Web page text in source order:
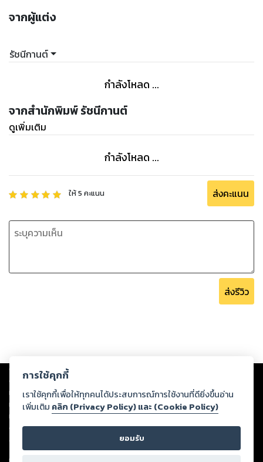
จากผู้แต่ง
รัชนีกานต์
กำลังโหลด ...
จากสำนักพิมพ์ รัชนีกานต์
ดูเพิ่มเติม
กำลังโหลด ...
ให้5 คะแนน ส่งคะแนน
ส่งรีวิว
Copyright © 2026
ต่อผลงานหรือเนื้อหาใดที่อัปโหลดผ่านเว็บไซต์และปรากฏว่าละเมิดสิทธิใน
ทรัพย์สินทางปัญญาของบุคคลอื่นหรือขัดต่อกฎหมายและศีลธรรม ดังนั้น ผู้อ่าน
ทุกท่านโปรดใช้วิจารณญาณในการกลั่นกรองด้วยตนเอง และหากท่านพบว่าส่วน
หนึ่งส่วนใดขัดต่อกฎหมายและศีลธรรม กรุณาแจ้งมายังบริษัท เพื่อทีมงานจะได้
ดำเนินการในทันที ทั้งนี้ ทางสตอรี่ล็อกขอสงวนลิขสิทธิ์ตามพระราชบัญญัติ
ลิขสิทธิ์ พ.ศ. 2537 (ฉบับล่าสุด)
การใช้คุกกี้
เราใช้คุกกี้เพื่อให้ทุกคนได้ประสบการณ์การใช้งานที่ดียิ่งขึ้นอ่าน
เพิ่มเติม คลิก (Privacy Policy) และ (Cookie Policy)
ยอมรับ